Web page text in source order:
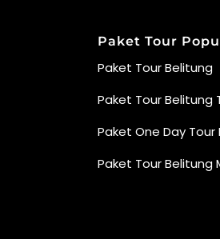
Paket Tour
Paket Tour Belitung
Paket Tour Belitung
Paket One Day Tour
Paket Tour Belitung